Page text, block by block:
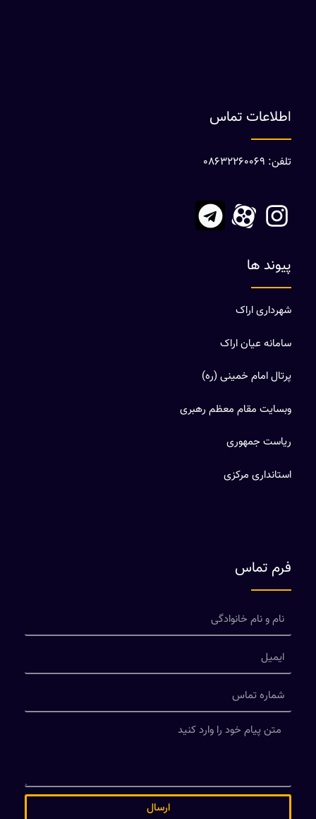
اطلاعات تماس
تلفن: 08632260069
پیوند ها
شهرداری اراک
سامانه عیان اراک
پرتال امام خمینی (ره)
وبسایت مقام معظم رهبری
ریاست جمهوری
استانداری مرکزی
فرم تماس
ارسال